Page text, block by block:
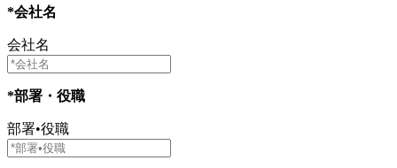
*会社名
会社名
*部署・役職
部署•役職